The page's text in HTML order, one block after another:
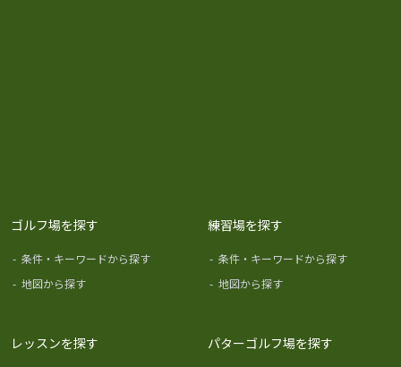
ゴルフ場を探す
- 条件・キーワードから探す
- 地図から探す
練習場を探す
- 条件・キーワードから探す
- 地図から探す
レッスンを探す パターゴルフ場を探す